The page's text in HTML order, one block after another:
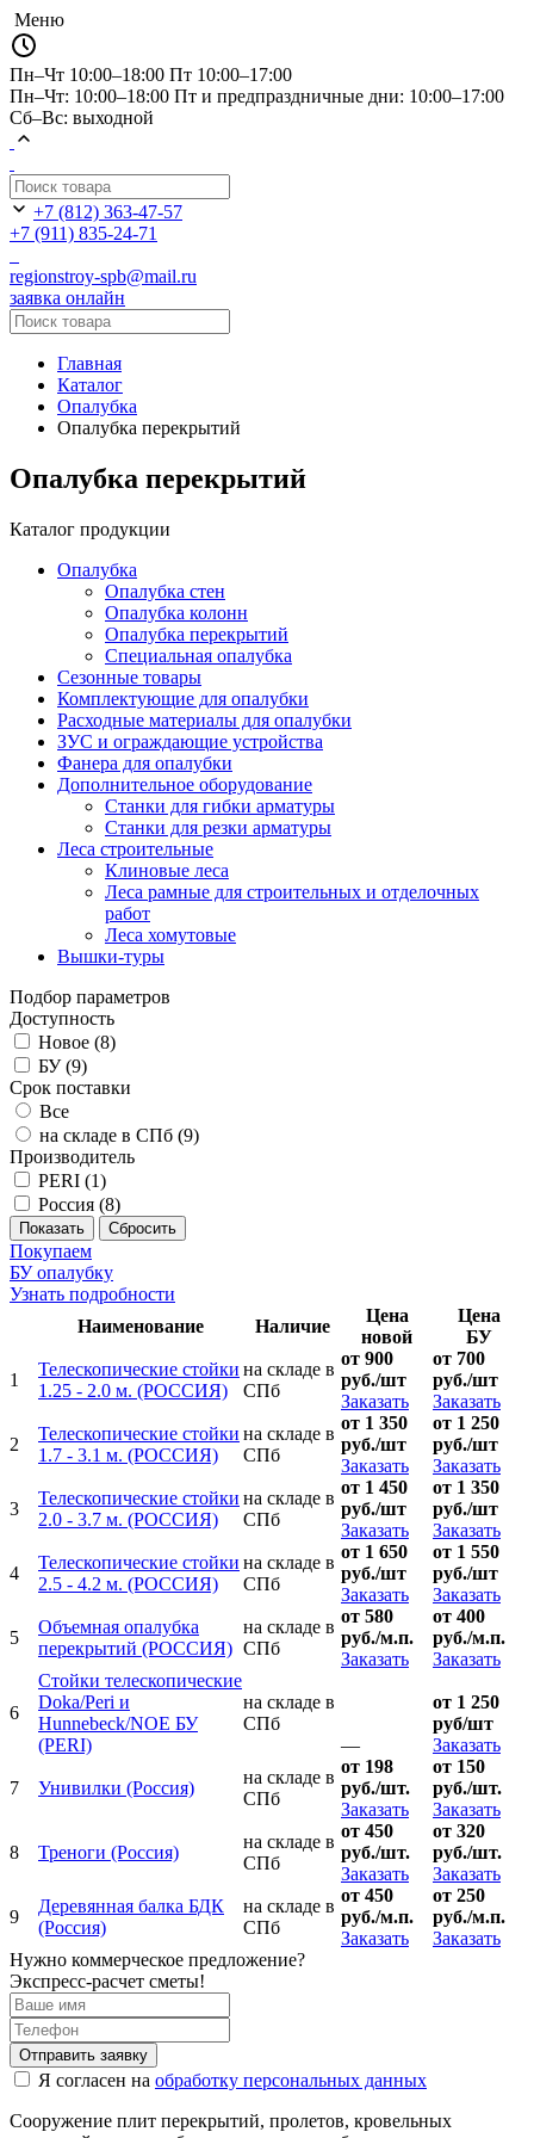
Меню
Пн–Чт 10:00–18:00 Пт 10:00–17:00
Пн–Чт: 10:00–18:00 Пт и предпраздничные дни: 10:00–17:00
Сб–Вс: выходной
+7 (812) 363-47-57
+7 (911) 835-24-71
regionstroy-spb@mail.ru
заявка онлайн
Главная
Каталог
Опалубка
Опалубка перекрытий
Опалубка перекрытий
Каталог продукции
Опалубка
Опалубка стен
Опалубка колонн
Опалубка перекрытий
Специальная опалубка
Сезонные товары
Комплектующие для опалубки
Расходные материалы для опалубки
ЗУС и ограждающие устройства
Фанера для опалубки
Дополнительное оборудование
Станки для гибки арматуры
Станки для резки арматуры
Леса строительные
Клиновые леса
Леса рамные для строительных и отделочных
работ
Леса хомутовые
Вышки-туры
Подбор параметров
Доступность
Новое (8)
БУ (9)
Срок поставки
Все
на складе в СПб (9)
Производитель
PERI (1)
Россия (8)
Покупаем
БУ опалубку
Узнать подробности
Наименование
Наличие
Цена
новой
Цена
БУ
1
Телескопические стойки
1.25 - 2.0 м. (РОССИЯ)
на складе в
СПб
от 900
руб./шт
Заказать
от 700
руб./шт
Заказать
2
Телескопические стойки
1.7 - 3.1 м. (РОССИЯ)
на складе в
СПб
от 1 350
руб./шт
Заказать
от 1 250
руб./шт
Заказать
3
Телескопические стойки
2.0 - 3.7 м. (РОССИЯ)
на складе в
СПб
от 1 450
руб./шт
Заказать
от 1 350
руб./шт
Заказать
4
Телескопические стойки
2.5 - 4.2 м. (РОССИЯ)
на складе в
СПб
от 1 650
руб./шт
Заказать
от 1 550
руб./шт
Заказать
5
Объемная опалубка
перекрытий (РОССИЯ)
на складе в
СПб
от 580
руб./м.п.
Заказать
от 400
руб./м.п.
Заказать
6
Стойки телескопические
Doka/Peri и
Hunnebeck/NOE БУ
(PERI)
на складе в
СПб
—
от 1 250
руб/шт
Заказать
7 Унивилки (Россия)
на складе в
СПб
от 198
руб./шт.
Заказать
от 150
руб./шт.
Заказать
8 Треноги (Россия)
на складе в
СПб
от 450
руб./шт.
Заказать
от 320
руб./шт.
Заказать
9
Деревянная балка БДК
(Россия)
на складе в
СПб
от 450
руб./м.п.
Заказать
от 250
руб./м.п.
Заказать
Нужно коммерческое предложение?
Экспресс-расчет сметы!
Отправить заявку
Я согласен на обработку персональных данных
Сооружение плит перекрытий, пролетов, кровельных